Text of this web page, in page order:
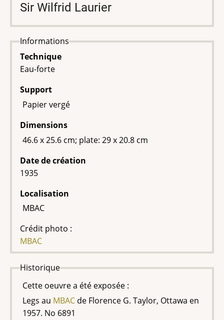
Sir Wilfrid Laurier
Informations
Technique
Eau-forte
Support
Papier vergé
Dimensions
46.6 x 25.6 cm; plate: 29 x 20.8 cm
Date de création
1935
Localisation
MBAC
Crédit photo :
MBAC
Historique
Cette oeuvre a été exposée :
Legs au MBACde Florence G. Taylor, Ottawa en
1957. No 6891